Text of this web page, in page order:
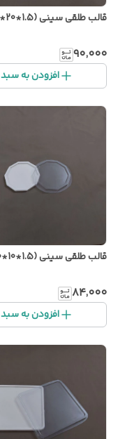
قالب طلقی سینی (1.5*20*20)
۹۰٬۰۰۰
افزودن به سبد
قالب طلقی سینی (1.5*10*10)
۸۴٬۰۰۰
افزودن به سبد